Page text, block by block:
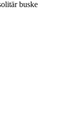
buske